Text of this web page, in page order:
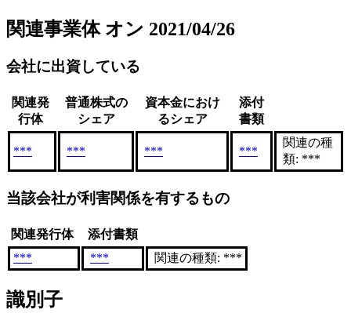
関連事業体 オン 2021/04/26
会社に出資している
関連発
行体
普通株式の
シェア
資本金におけ
るシェア
添付
書類
*** *** *** ***
関連の種
類: ***
当該会社が利害関係を有するもの
関連発行体
添付書類
***
*** 関連の種類: ***
識別子